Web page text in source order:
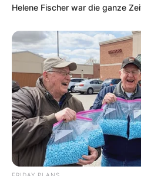
Helene Fischer war die ganze
FRIDAY PLANS